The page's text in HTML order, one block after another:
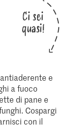
Ci sei
quasi!
e
a fuoco
di pane e
Cospargi
con il